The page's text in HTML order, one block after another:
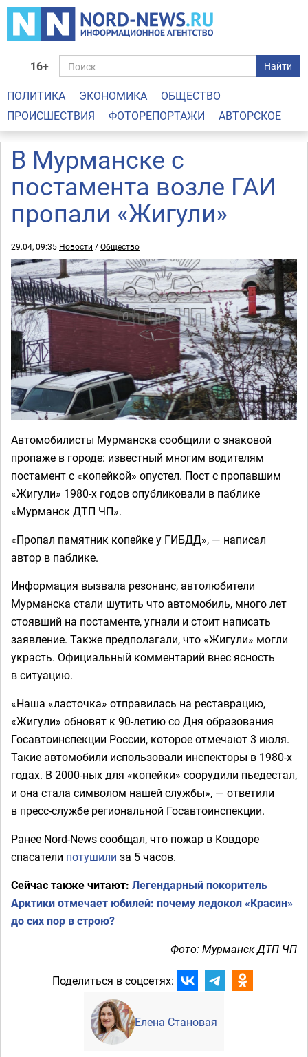
16+ Найти
ПОЛИТИКА ЭКОНОМИКА
ОБЩЕСТВО
ПРОИСШЕСТВИЯ
ФОТОРЕПОРТАЖИ АВТОРСКОЕ
В Мурманске с
постамента возле ГАИ
пропали «Жигули»
29.04, 09:35 Новости /Общество
Автомобилисты Мурманска сообщили о знаковой
пропаже в городе: известный многим водителям
постамент с «копейкой» опустел. Пост с пропавшим
«Жигули» 1980-х годов опубликовали в паблике
«Мурманск ДТП ЧП».
«Пропал памятник копейке у ГИБДД», — написал
автор в паблике.
Информация вызвала резонанс, автолюбители
Мурманска стали шутить что автомобиль, много лет
стоявший на постаменте, угнали и стоит написать
заявление. Также предполагали, что «Жигули» могли
украсть. Официальный комментарий внес ясность
в ситуацию.
«Наша «ласточка» отправилась на реставрацию,
«Жигули» обновят к 90-летию со Дня образования
Госавтоинспекции России, которое отмечают 3 июля.
Такие автомобили использовали инспекторы в 1980-х
годах. В 2000-ных для «копейки» соорудили пьедестал,
и она стала символом нашей службы», — ответили
в пресс-службе региональной Госавтоинспекции.
Ранее Nord-News сообщал, что пожар в Ковдоре
спасатели потушили за 5 часов.
Сейчас также читают: Легендарный покоритель
Арктики отмечает юбилей: почему ледокол «Красин»
до сих пор в строю?
Фото: Мурманск ДТП ЧП
Поделиться в соцсетях:
Елена Становая